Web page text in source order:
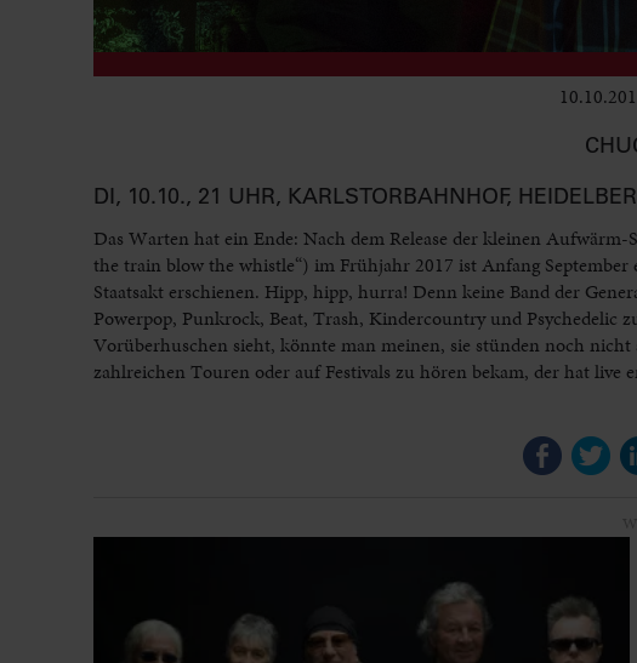
DI, 10.10., 21 UHR, KARLSTORBAHNHOF,
Das Warten hat ein Ende: Nach dem Release der kleinen
the train blow the whistle“) im Frühjahr 2017 ist Anfang
Staatsakt erschienen. Hipp, hipp, hurra! Denn keine Band der
Powerpop, Punkrock, Beat, Trash, Kindercountry und Psychedelic
Vorüberhuschen sieht, könnte man meinen, sie stünden noch
zahlreichen Touren oder auf Festivals zu hören bekam, der hat live
Facebook